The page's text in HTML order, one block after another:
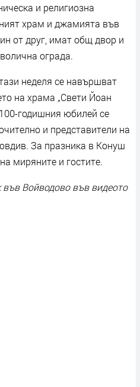
и религиозна
храм и джамията във
от друг, имат общ двор и
ограда.
неделя се навършват
на храма „Свети Йоан
годишния юбилей се
и представители на
За празника в Конуш
миряните и гостите.
Войводово във видеото